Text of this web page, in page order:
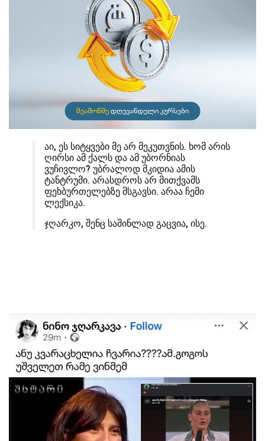
აი, ეს სიტყვები მე არ მეკუთვნის. ხომ არის
ღირსი ამ ქალს და ამ უბორნიას
ვუჩივლო? უბრალოდ მკიდია ამის
ტანტრუმი. არასდროს არ მითქვამს
ფეხბურთელებზე მსგავსი. არაა ჩემი
ლექსიკა.
ჯღარკო, შენც საშინლად გაცვია, ისე.